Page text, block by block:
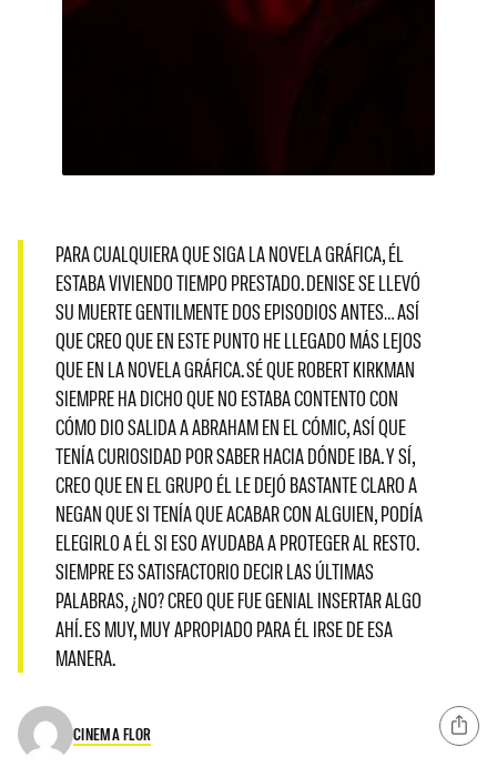
PARA CUALQUIERA QUE SIGA LA NOVELA GRÁFICA, ÉL
ESTABA VIVIENDO TIEMPO PRESTADO. DENISE SE LLEVÓ
SU MUERTE GENTILMENTE DOS EPISODIOS ANTES… ASÍ
QUE CREO QUE EN ESTE PUNTO HE LLEGADO MÁS LEJOS
QUE EN LA NOVELA GRÁFICA. SÉ QUE ROBERT KIRKMAN
SIEMPRE HA DICHO QUE NO ESTABA CONTENTO CON
CÓMO DIO SALIDA A ABRAHAM EN EL CÓMIC, ASÍ QUE
TENÍA CURIOSIDAD POR SABER HACIA DÓNDE IBA. Y SÍ,
CREO QUE EN EL GRUPO ÉL LE DEJÓ BASTANTE CLARO A
NEGAN QUE SI TENÍA QUE ACABAR CON ALGUIEN, PODÍA
ELEGIRLO A ÉL SI ESO AYUDABA A PROTEGER AL RESTO.
SIEMPRE ES SATISFACTORIO DECIR LAS ÚLTIMAS
PALABRAS, ¿NO? CREO QUE FUE GENIAL INSERTAR ALGO
AHÍ. ES MUY, MUY APROPIADO PARA ÉL IRSE DE ESA
MANERA.
CINEMA FLOR